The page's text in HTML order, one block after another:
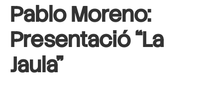
Pablo Moreno:
Presentació “La
Jaula”